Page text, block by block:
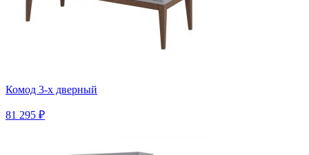
Комод 3-х дверный
81 295 ₽